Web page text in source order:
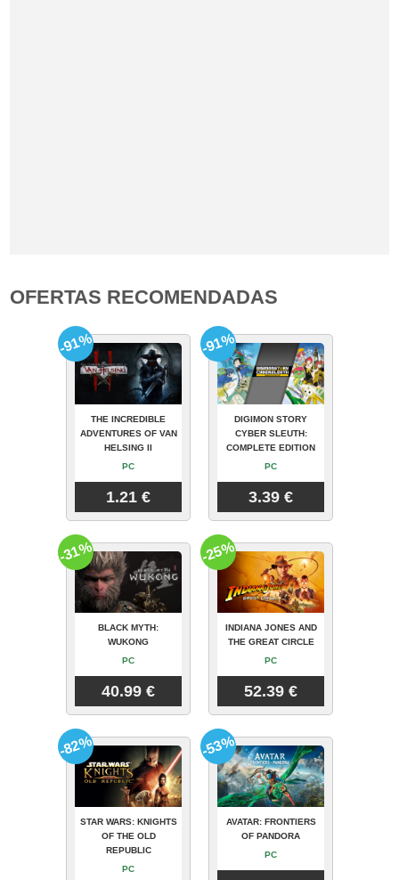
OFERTAS RECOMENDADAS
THE INCREDIBLE
ADVENTURES OF VAN
HELSING II
PC
1.21 €
-91%
DIGIMON STORY
CYBER SLEUTH:
COMPLETE EDITION
PC
3.39 €
-91%
BLACK MYTH:
WUKONG
PC
40.99 €
-31%
INDIANA JONES AND
THE GREAT CIRCLE
PC
52.39 €
-25%
STAR WARS: KNIGHTS
OF THE OLD
REPUBLIC
PC
-82%
AVATAR: FRONTIERS
OF PANDORA
PC
-53%